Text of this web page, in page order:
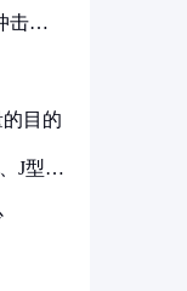
击要
目的
J型、